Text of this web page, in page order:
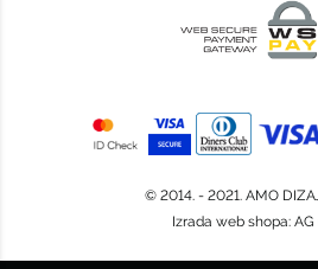
© 2014. - 2021. AMO
Izrada web shopa: AG